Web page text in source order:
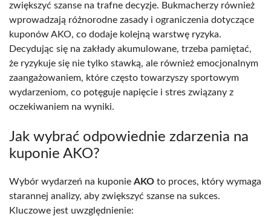
zwiększyć szanse na trafne decyzje. Bukmacherzy również
wprowadzają różnorodne zasady i ograniczenia dotyczące
kuponów AKO, co dodaje kolejną warstwę ryzyka.
Decydując się na zakłady akumulowane, trzeba pamiętać,
że ryzykuje się nie tylko stawką, ale również emocjonalnym
zaangażowaniem, które często towarzyszy sportowym
wydarzeniom, co potęguje napięcie i stres związany z
oczekiwaniem na wyniki.
Jak wybrać odpowiednie zdarzenia na
kuponie AKO?
Wybór wydarzeń na kuponie AKO to proces, który wymaga
starannej analizy, aby zwiększyć szanse na sukces.
Kluczowe jest uwzględnienie: